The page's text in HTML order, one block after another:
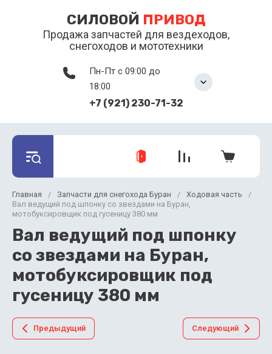
СИЛОВОЙ ПРИВОД
Продажа запчастей для вездеходов,
снегоходов и мототехники
Пн-Пт с 09:00 до
18:00
+7 (921) 230-71-32
Главная / Запчасти для снегохода Буран / Ходовая часть
/
Вал ведущий под шпонку со звездами на Буран,
мотобуксировщик под гусеницу 380 мм
Вал ведущий под шпонку
со звездами на Буран,
мотобуксировщик под
гусеницу 380 мм
Предыдущий Следующий